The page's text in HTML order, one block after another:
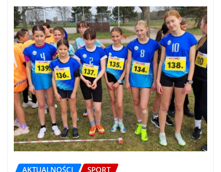
AKTUALNOŚCI SPORT